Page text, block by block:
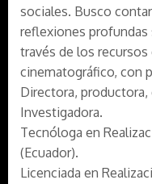
sociales. Busco
reflexiones profundas
través de los
cinematográfico, con
Directora,
Investigadora.
Tecnóloga en
(Ecuador).
Licenciada en